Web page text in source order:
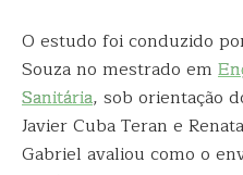
O estudo foi conduzido
Souza no mestrado em
Sanitária, sob orientação
Javier Cuba Teran e
Gabriel avaliou como o